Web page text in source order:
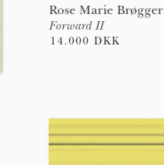
Rose Marie Brøgger
Forward II
14.000 DKK